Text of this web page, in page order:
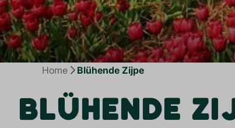
Home Blühende Zijpe
BLÜHENDE